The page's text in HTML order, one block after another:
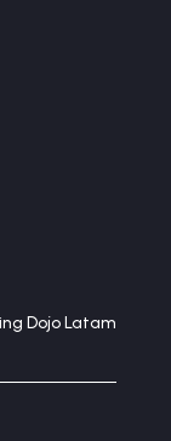
Dojo Latam